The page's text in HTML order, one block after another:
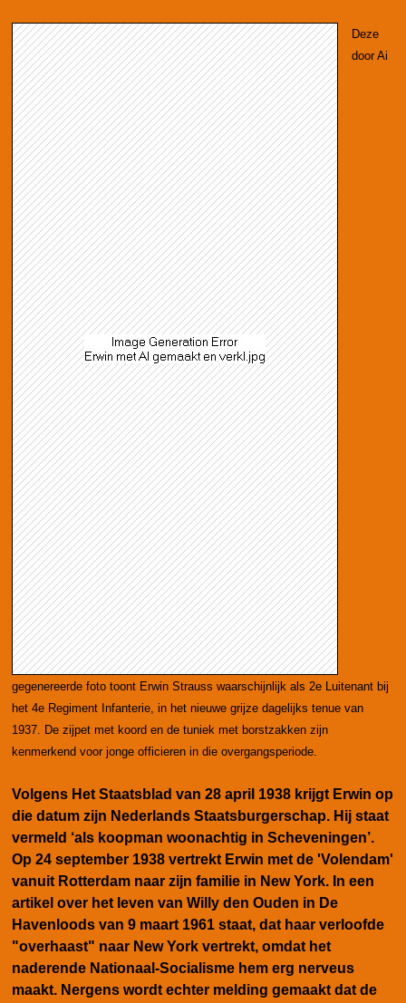
Deze
door Ai
gegenereerde foto toont Erwin Strauss waarschijnlijk als 2e Luitenant bij
het 4e Regiment Infanterie, in het nieuwe grijze dagelijks tenue van
1937. De zijpet met koord en de tuniek met borstzakken zijn
kenmerkend voor jonge officieren in die overgangsperiode.
Volgens Het Staatsblad van 28 april 1938 krijgt Erwin op
die datum zijn Nederlands Staatsburgerschap. Hij staat
vermeld ‘als koopman woonachtig in Scheveningen’.
Op 24 september 1938 vertrekt Erwin met de 'Volendam'
vanuit Rotterdam naar zijn familie in New York. In een
artikel over het leven van Willy den Ouden in De
Havenloods van 9 maart 1961 staat, dat haar verloofde
"overhaast" naar New York vertrekt, omdat het
naderende Nationaal-Socialisme hem erg nerveus
maakt. Nergens wordt echter melding gemaakt dat de